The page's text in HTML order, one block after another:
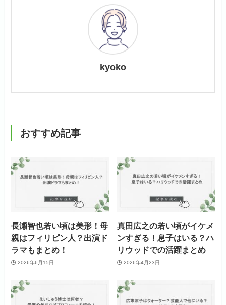
kyoko
おすすめ記事
長瀬智也若い頃は美形！母
親はフィリピン人？出演ド
ラマもまとめ！
2026年6月15日
真田広之の若い頃がイケメ
ンすぎる！息子はいる？ハ
リウッドでの活躍まとめ
2026年4月23日